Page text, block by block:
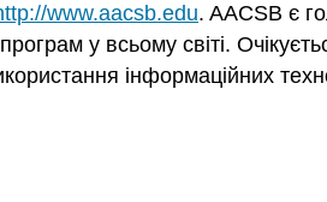
www.aacsb.edu. AACSB є
у всьому світі.
інформаційних